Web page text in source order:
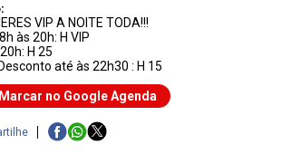
VIP A NOITE TODA!!!
às 20h: H VIP
H 25
até às 22h30 : H 15
Marcar no Google Agenda